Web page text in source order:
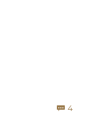
 4